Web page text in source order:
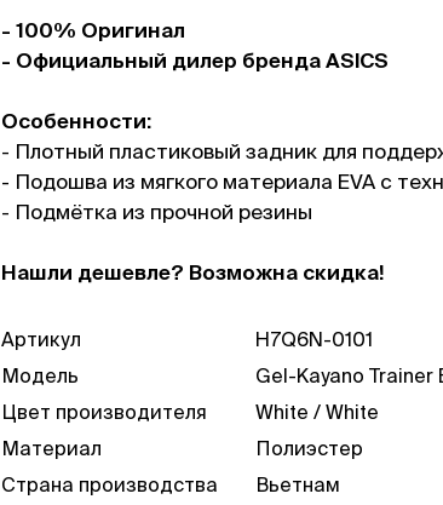
- 100% Оригинал
- Официальный дилер бренда ASICS
Особенности:
- Плотный пластиковый задник для
- Подошва из мягкого материала EVA c
- Подмётка из прочной резины
Нашли дешевле? Возможна скидка!
Артикул
H7Q6N-0101
Модель
Gel-Kayano Trainer
Цвет производителя
White / White
Материал
Полиэстер
Страна производства
Вьетнам